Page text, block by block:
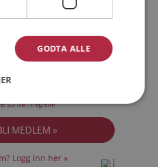
Logg inn her »
GODTA ALLE